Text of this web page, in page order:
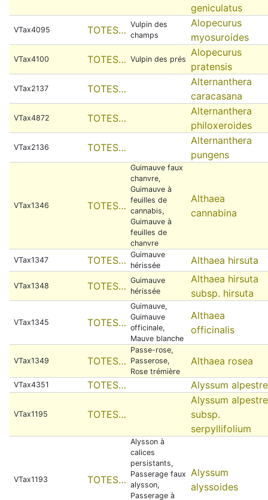
geniculatus
VTax4095 TOTES… Vulpin des
champs
Alopecurus
myosuroides
VTax4100 TOTES… Vulpin des prés
Alopecurus
pratensis
VTax2137 TOTES…
Alternanthera
caracasana
VTax4872 TOTES…
Alternanthera
philoxeroides
VTax2136 TOTES…
Alternanthera
pungens
VTax1346 TOTES…
Guimauve faux
chanvre,
Guimauve à
feuilles de
cannabis,
Guimauve à
feuilles de
chanvre
Althaea
cannabina
VTax1347 TOTES… Guimauve
hérissée
Althaea hirsuta
VTax1348 TOTES… Guimauve
hérissée
Althaea hirsuta
subsp. hirsuta
VTax1345 TOTES…
Guimauve,
Guimauve
officinale,
Mauve blanche
Althaea
officinalis
VTax1349 TOTES…
Passe-rose,
Passerose,
Rose trémière
Althaea rosea
VTax4351 TOTES… Alyssum alpestre
VTax1195 TOTES…
Alyssum alpestre
subsp.
serpyllifolium
VTax1193 TOTES…
Alysson à
calices
persistants,
Passerage faux
alysson,
Passerage à
Alyssum
alyssoides